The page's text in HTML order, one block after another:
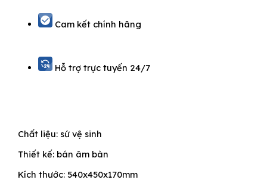
Cam kết chính hãng
Hỗ trợ trực tuyến 24/7
Chất liệu: sứ vệ sinh
Thiết kế: bán âm bàn
Kích thước: 540x450x170mm